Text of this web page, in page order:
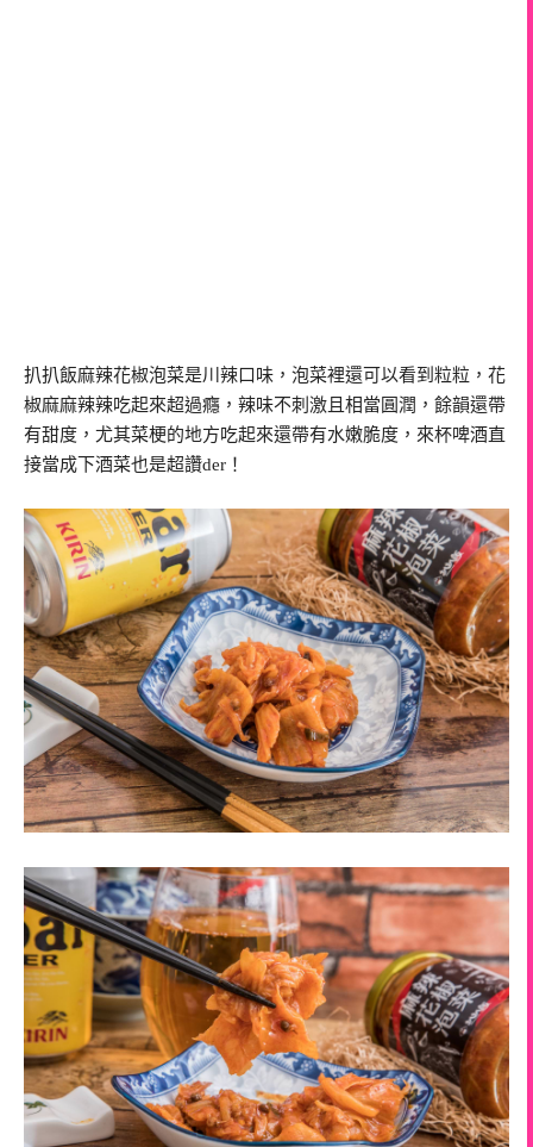
扒扒飯麻辣花椒泡菜是川辣口味，泡菜裡還可以看到粒粒，花
椒麻麻辣辣吃起來超過癮，辣味不刺激且相當圓潤，餘韻還帶
有甜度，尤其菜梗的地方吃起來還帶有水嫩脆度，來杯啤酒直
接當成下酒菜也是超讚der！